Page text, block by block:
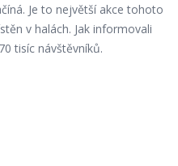
Je to největší akce tohoto
v halách. Jak informovali
tisíc návštěvníků.